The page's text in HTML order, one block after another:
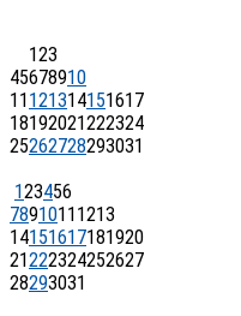
123
45678910
11 121314151617
18192021222324
25262728293031
123456
7891011 1213
14151617181920
21222324252627
28293031